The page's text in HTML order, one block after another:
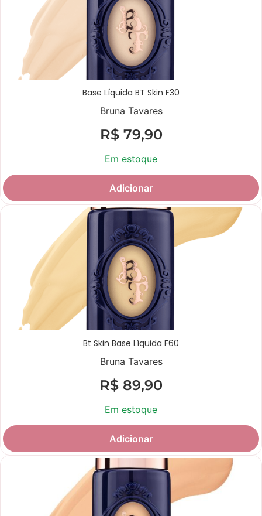
Base Líquida BT Skin F30
Bruna Tavares
R$79,90
Em estoque
Adicionar
Bt Skin Base Líquida F60
Bruna Tavares
R$ 89,90
Em estoque
Adicionar